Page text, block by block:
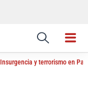
Enlace
Insurgencia y terrorismo en